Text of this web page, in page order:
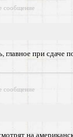
сообщение
главное при
сообщение
на